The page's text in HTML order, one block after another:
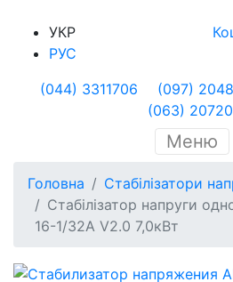
УКР
РУС
(044) 3311706 (097)
(063)
Меню
Головна
Стабілізатори
Стабілізатор напруги
16-1/32А V2.0 7,0кВт